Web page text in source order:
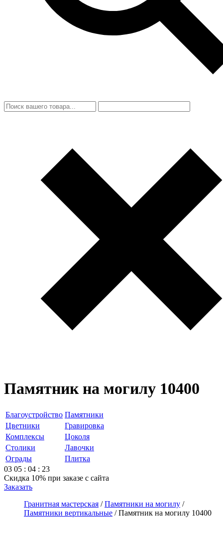
Памятник на могилу 10400
Благоустройство Памятники
Цветники
Гравировка
Комплексы
Цоколя
Столики
Лавочки
Ограды
Плитка
03 05 : 04 : 23
Скидка 10% при заказе с сайта
Заказать
Гранитная мастерская /Памятники на могилу /
Памятники вертикальные /Памятник на могилу 10400